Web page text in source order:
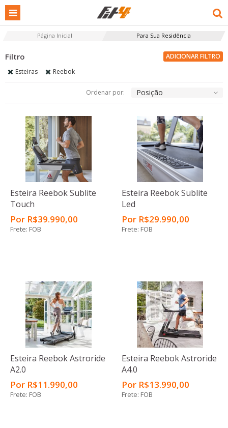
Página Inicial Para Sua Residência
ADICIONAR FILTRO
Esteiras
Reebok
Ordenar por: Posição
Esteira Reebok Sublite
Touch
Por R$39.990,00
Frete: FOB
Esteira Reebok Sublite
Led
Por R$29.990,00
Frete: FOB
Esteira Reebok Astroride
A2.0
Por R$11.990,00
Frete: FOB
Esteira Reebok Astroride
A4.0
Por R$13.990,00
Frete: FOB